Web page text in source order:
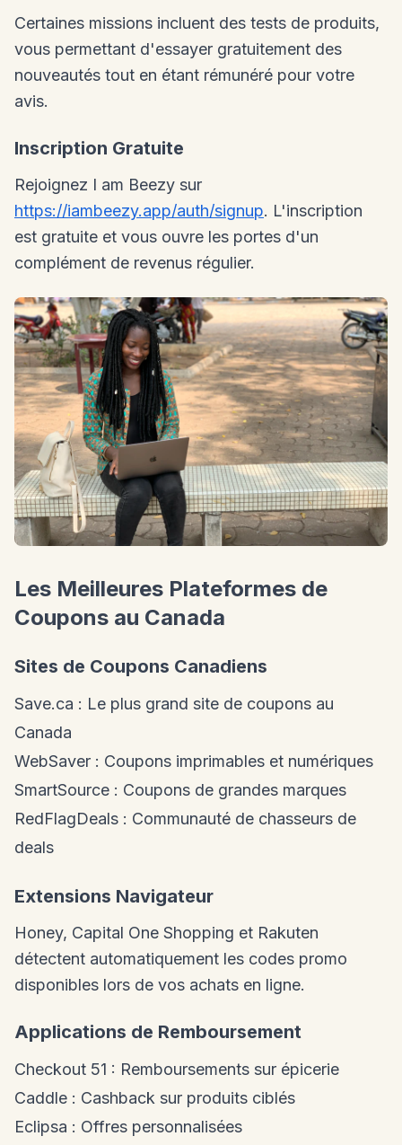
Certaines missions incluent des tests de produits,
vous permettant d'essayer gratuitement des
nouveautés tout en étant rémunéré pour votre
avis.
Inscription Gratuite
Rejoignez I am Beezy sur
https://iambeezy.app/auth/signup. L'inscription
est gratuite et vous ouvre les portes d'un
complément de revenus régulier.
Les Meilleures Plateformes de
Coupons au Canada
Sites de Coupons Canadiens
Save.ca : Le plus grand site de coupons au
Canada
WebSaver : Coupons imprimables et numériques
SmartSource : Coupons de grandes marques
RedFlagDeals : Communauté de chasseurs de
deals
Extensions Navigateur
Honey, Capital One Shopping et Rakuten
détectent automatiquement les codes promo
disponibles lors de vos achats en ligne.
Applications de Remboursement
Checkout 51 : Remboursements sur épicerie
Caddle : Cashback sur produits ciblés
Eclipsa : Offres personnalisées